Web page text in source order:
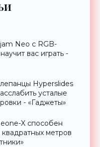
Neo с RGB-
вас играть -
Hyperslides
усталые
- «Гаджеты»
X способен
метров